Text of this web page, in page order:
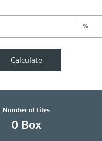
%
Calculate
Number of tiles
0Box